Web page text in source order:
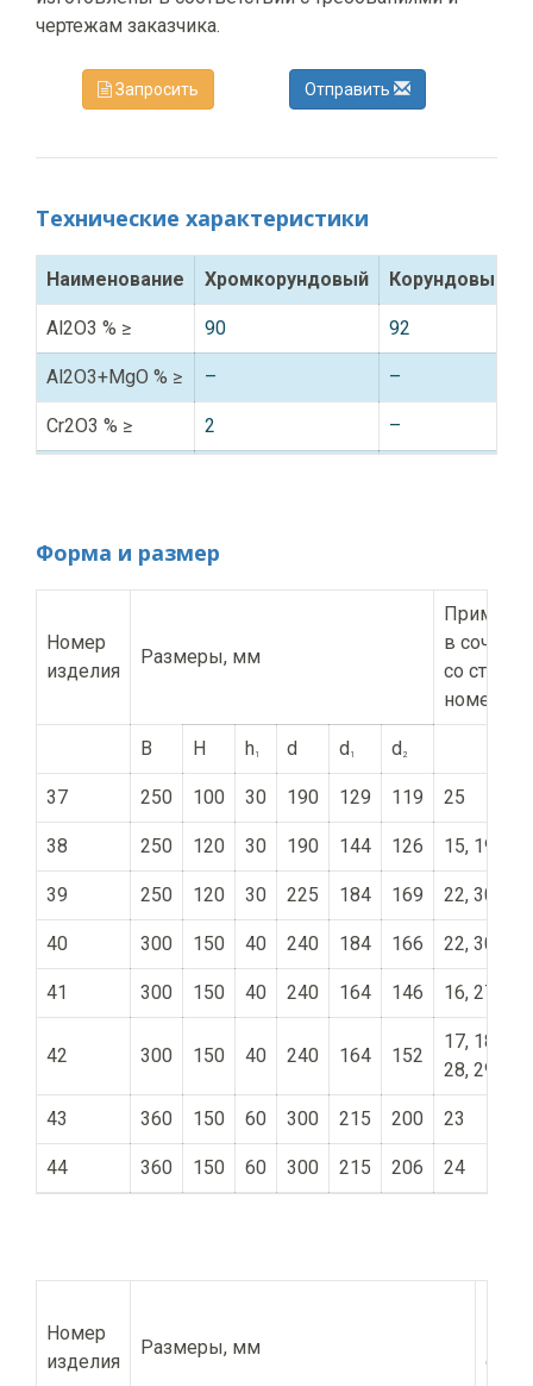
чертежам заказчика.
Запросить Отправить
Технические характеристики
Наименование Хромкорундовый Корундовый
Al2O3 % ≥ 90 92
Al2O3+MgO % ≥ – –
Cr2O3 % ≥ 2 –
60 50
Температура
начала
Форма и размер
Номер
изделия
Размеры, мм
в
со
номеров
B H h1 d d 1 d 2
37 250 100 30 190 129 119 25
38 250 120 30 190 144 126 15, 19, 26
39 250 120 30 225 184 169 22, 30
40 300 150 40 240 184 166 22, 30
41 300 150 40 240 164 146 16, 27
42 300 150 40 240 164 152
17, 18, 20,
28, 29
43 360 150 60 300 215 200 23
44 360 150 60 300 215 206 24
Номер
изделия
Размеры, мм
со